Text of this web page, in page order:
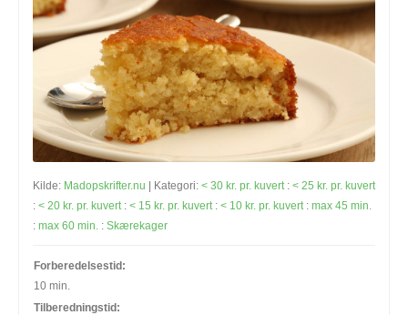
Kilde: Madopskrifter.nu | Kategori: < 30 kr. pr. kuvert : < 25 kr. pr. kuvert
: < 20 kr. pr. kuvert : < 15 kr. pr. kuvert : < 10 kr. pr. kuvert : max 45 min.
: max 60 min. : Skærekager
Forberedelsestid:
10 min.
Tilberedningstid: